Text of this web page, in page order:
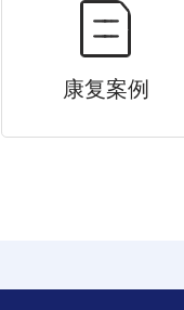
康复案例